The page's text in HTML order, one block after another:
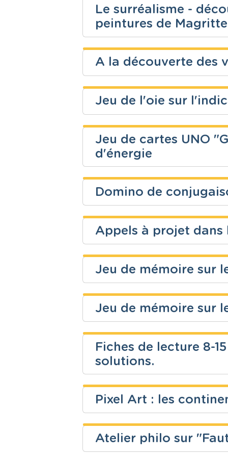
Secondaire Education
Niveau Cours
Le surréalisme -
peintures de Magritte
Secondaire Français
A la découverte des
Secondaire FLE
Jeu de l'oie sur
Niveau
Fondamental Français
Jeu de cartes UNO
d'énergie
Secondaire Sciences -
Domino de
Fondamental
Appels à projet dans
Secondaire Français
Jeu de mémoire sur
Fondamental Français
Jeu de mémoire sur
Niveau
Fiches de lecture 8-
solutions.
Fondamental Français
Pixel Art : les
Atelier philo sur